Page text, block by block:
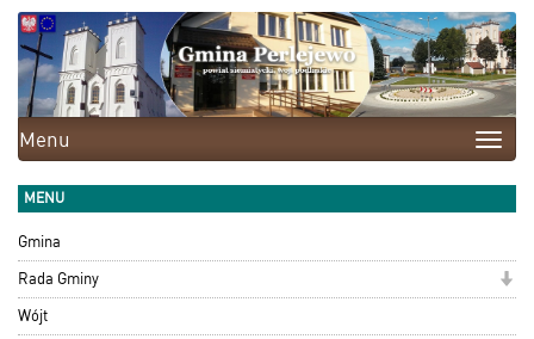
Toggle
Menu
MENU
Gmina
Rada Gminy
Wójt